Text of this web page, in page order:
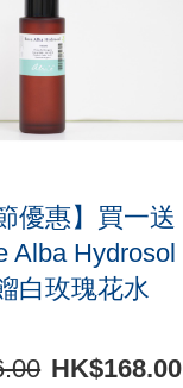
優惠】買一送
Alba Hydrosol
白玫瑰花水
HK$168.00